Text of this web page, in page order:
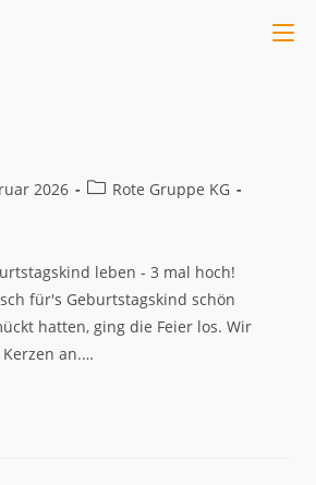
2026
Rote Gruppe KG
leben - 3 mal hoch!
für's Geburtstagskind schön
hatten, ging die Feier los. Wir
an.…